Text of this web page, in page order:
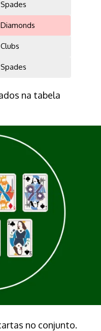
Spades
Diamonds
Clubs
Spades
na tabela
no conjunto.